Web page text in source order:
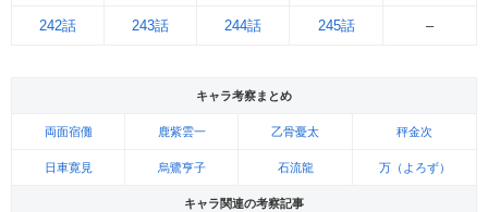
242話 243話 244話 245話 –
キャラ考察まとめ
両面宿儺 鹿紫雲一 乙骨憂太 秤金次
日車寛見 烏鷺亨子 石流龍 万（よろず）
キャラ関連の考察記事